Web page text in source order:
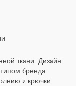
ткани. Дизайн
бренда.
и крючки